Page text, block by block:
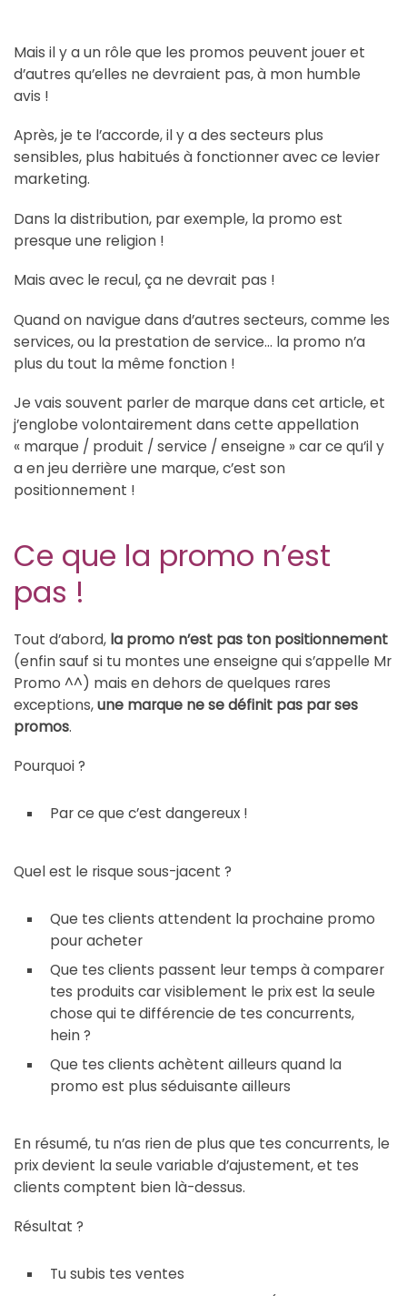
Mais il y a un rôle que les promos peuvent jouer et
d’autres qu’elles ne devraient pas, à mon humble
avis !
Après, je te l’accorde, il y a des secteurs plus
sensibles, plus habitués à fonctionner avec ce levier
marketing.
Dans la distribution, par exemple, la promo est
presque une religion !
Mais avec le recul, ça ne devrait pas !
Quand on navigue dans d’autres secteurs, comme les
services, ou la prestation de service… la promo n’a
plus du tout la même fonction !
Je vais souvent parler de marque dans cet article, et
j’englobe volontairement dans cette appellation
« marque / produit / service / enseigne » car ce qu’il y
a en jeu derrière une marque, c’est son
positionnement !
Ce que la promo n’est
pas !
Tout d’abord, la promo n’est pas ton positionnement
(enfin sauf si tu montes une enseigne qui s’appelle Mr
Promo ^^) mais en dehors de quelques rares
exceptions,une marque ne se définit pas par ses
promos.
Pourquoi ?
Par ce que c’est dangereux !
Quel est le risque sous-jacent ?
Que tes clients attendent la prochaine promo
pour acheter
Que tes clients passent leur temps à comparer
tes produits car visiblement le prix est la seule
chose qui te différencie de tes concurrents,
hein ?
Que tes clients achètent ailleurs quand la
promo est plus séduisante ailleurs
En résumé, tu n’as rien de plus que tes concurrents, le
prix devient la seule variable d’ajustement, et tes
clients comptent bien là-dessus.
Résultat ?
Tu subis tes ventes